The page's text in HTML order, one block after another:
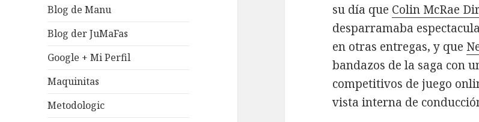
Blog de Manu
Blog der JuMaFas
Google + Mi Perfil
Maquinitas
Metodologic
su día que Colin McRae
desparramaba
en otras entregas, y que
bandazos de la saga con
competitivos de juego
vista interna de